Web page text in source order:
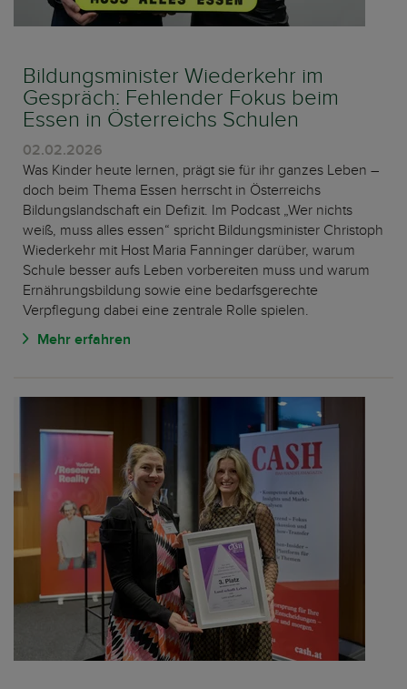
Bildungsminister Wiederkehr im
Gespräch: Fehlender Fokus beim
Essen in Österreichs Schulen
02.02.2026
Was Kinder heute lernen, prägt sie für ihr ganzes Leben –
doch beim Thema Essen herrscht in Österreichs
Bildungslandschaft ein Defizit. Im Podcast „Wer nichts
weiß, muss alles essen“ spricht Bildungsminister Christoph
Wiederkehr mit Host Maria Fanninger darüber, warum
Schule besser aufs Leben vorbereiten muss und warum
Ernährungsbildung sowie eine bedarfsgerechte
Verpflegung dabei eine zentrale Rolle spielen.
Mehr erfahren